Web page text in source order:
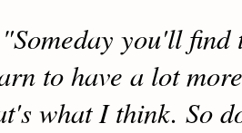
you'll find
to have a lot
what I think. So